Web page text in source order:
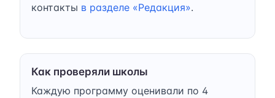
контакты в разделе «Редакция».
Как проверяли школы
Каждую программу оценивали по 4